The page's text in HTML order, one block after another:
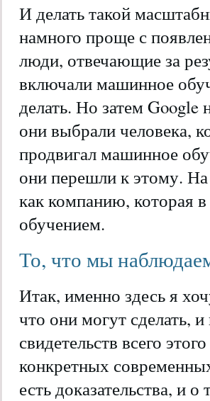
И делать такой
намного проще с
люди, отвечающие за
включали машинное
делать. Но затем Google
они выбрали человека,
продвигал машинное
они перешли к этому.
как компанию, которая
обучением.
То, что мы
Итак, именно здесь я
что они могут сделать,
свидетельств всего
конкретных
есть доказательства, и